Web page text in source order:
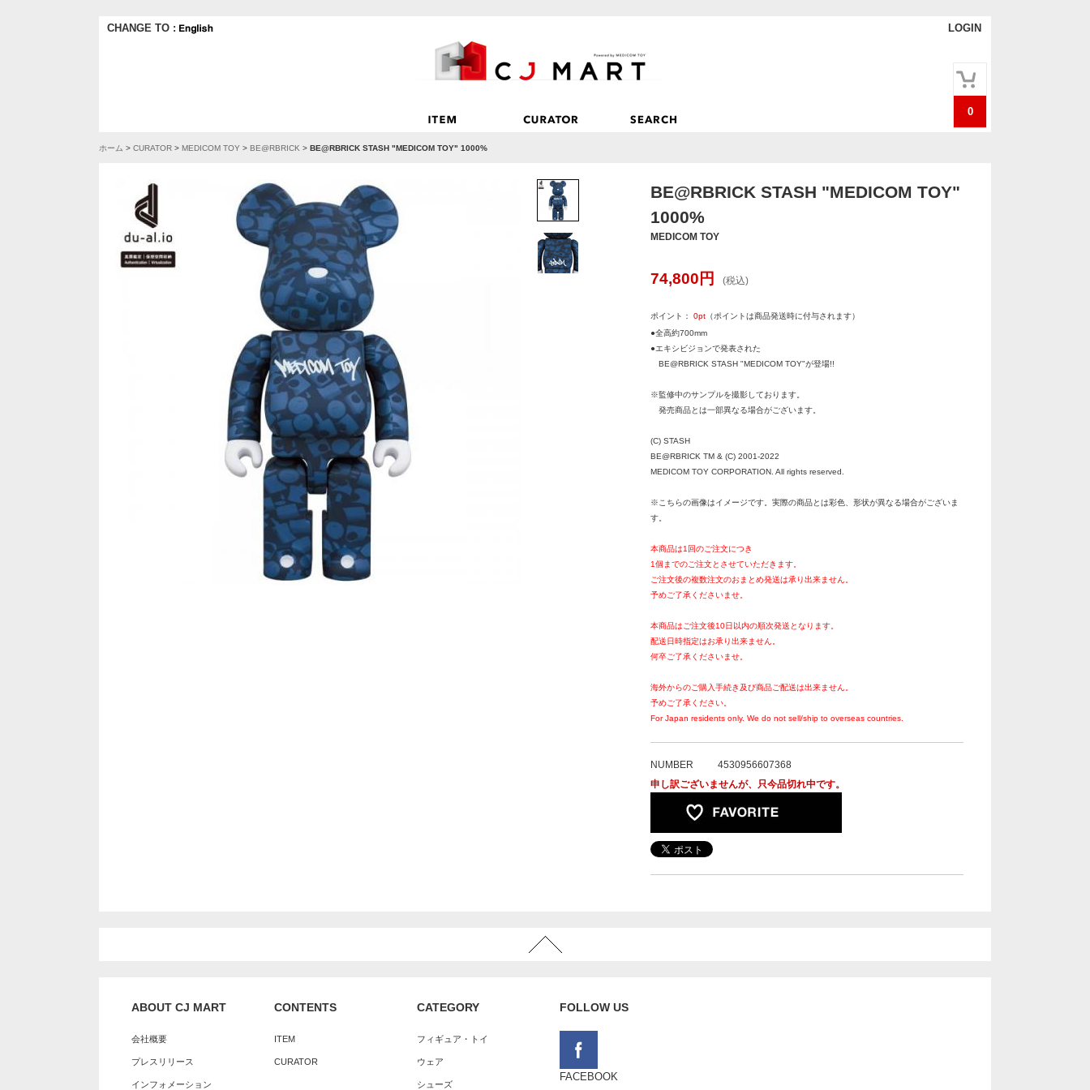
CHANGE TO : LOGIN
0
ホーム > CURATOR > MEDICOM TOY > BE@RBRICK > BE@RBRICK STASH "MEDICOM TOY" 1000%
BE@RBRICK STASH "MEDICOM TOY"
1000%
MEDICOM TOY
74,800 円 (税込)
ポイント： 0pt （ポイントは商品発送時に付与されます）
●全高約700mm
●エキシビジョンで発表された
BE@RBRICK STASH "MEDICOM TOY"が登場!!
※監修中のサンプルを撮影しております。
発売商品とは一部異なる場合がございます。
(C) STASH
BE@RBRICK TM & (C) 2001-2022
MEDICOM TOY CORPORATION. All rights reserved.
※こちらの画像はイメージです。実際の商品とは彩色、形状が異なる場合がございま
す。
本商品は1回のご注文につき
1個までのご注文とさせていただきます。
ご注文後の複数注文のおまとめ発送は承り出来ません。
予めご了承くださいませ。
本商品はご注文後10日以内の順次発送となります。
配送日時指定はお承り出来ません。
何卒ご了承くださいませ。
海外からのご購入手続き及び商品ご配送は出来ません。
予めご了承ください。
For Japan residents only. We do not sell/ship to overseas countries.
NUMBER
4530956607368
申し訳ございませんが、只今品切れ中です。
ABOUT CJ MART
会社概要
プレスリリース
インフォメーション
CONTENTS
ITEM
CURATOR
CATEGORY
フィギュア・トイ
ウェア
シューズ
FOLLOW US
FACEBOOK